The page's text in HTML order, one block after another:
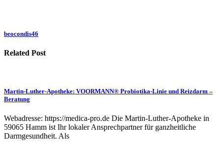
beocondis46
Related Post
Martin-Luther-Apotheke: VOORMANN® Probiotika-Linie und Reizdarm –
Beratung
Webadresse: https://medica-pro.de Die Martin-Luther-Apotheke in
59065 Hamm ist Ihr lokaler Ansprechpartner für ganzheitliche
Darmgesundheit. Als